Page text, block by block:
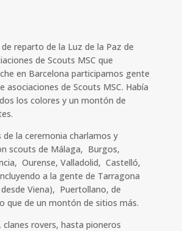
reparto de la Luz de la Paz de
de Scouts MSC que
en Barcelona participamos gente
asociaciones de Scouts MSC. Había
los colores y un montón de
de la ceremonia charlamos y
scouts de Málaga, Burgos,
Ourense, Valladolid, Castelló,
a la gente de Tarragona
Viena), Puertollano, de
que de un montón de sitios más.
clanes rovers, hasta pioneros